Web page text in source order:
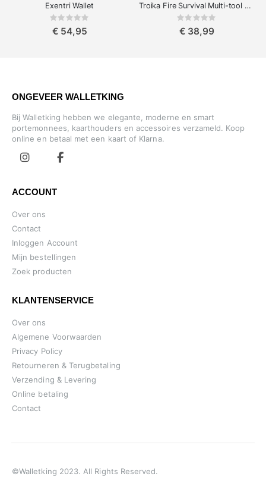
Exentri Wallet
Rating:
€ 54,95
Troika Fire Survival Multi-tool Tang 14-in-1
Rating:
€ 38,99
ONGEVEER WALLETKING
Bij Walletking hebben we elegante, moderne en smart
portemonnees, kaarthouders en accessoires verzameld. Koop
online en betaal met een kaart of Klarna.
ACCOUNT
Over ons
Contact
Inloggen Account
Mijn bestellingen
Zoek producten
KLANTENSERVICE
Over ons
Algemene Voorwaarden
Privacy Policy
Retourneren & Terugbetaling
Verzending & Levering
Online betaling
Contact
©Walletking 2023. All Rights Reserved.